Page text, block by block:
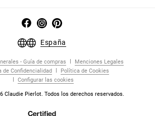
España
- Guía de compras
Menciones Legales
de Confidencialidad
Política de Cookies
Configurar las cookies
Claudie Pierlot. Todos los derechos reservados.